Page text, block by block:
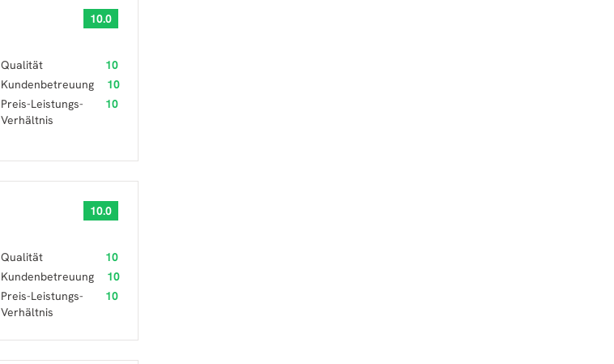
10.0
Qualität
10
Kundenbetreuung
10
Preis-Leistungs-
Verhältnis
10
10.0
Qualität
10
Kundenbetreuung
10
Preis-Leistungs-
Verhältnis
10